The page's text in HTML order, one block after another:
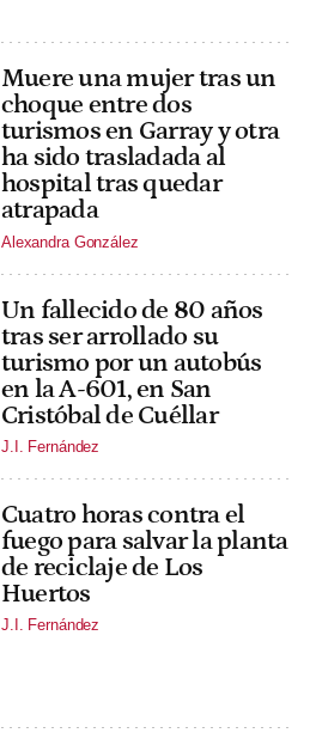
Muere una mujer tras un
choque entre dos
turismos en Garray y otra
ha sido trasladada al
hospital tras quedar
atrapada
Alexandra González
Un fallecido de 80 años
tras ser arrollado su
turismo por un autobús
en la A-601, en San
Cristóbal de Cuéllar
J.I. Fernández
Cuatro horas contra el
fuego para salvar la planta
de reciclaje de Los
Huertos
J.I. Fernández